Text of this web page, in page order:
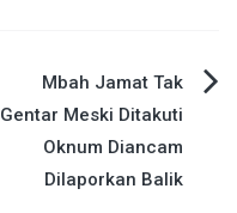
Mbah Jamat Tak
Gentar Meski Ditakuti
Oknum Diancam
Dilaporkan Balik